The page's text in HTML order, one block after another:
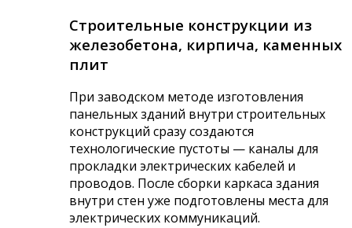
Строительные конструкции из
железобетона, кирпича, каменных
плит
При заводском методе изготовления
панельных зданий внутри строительных
конструкций сразу создаются
технологические пустоты — каналы для
прокладки электрических кабелей и
проводов. После сборки каркаса здания
внутри стен уже подготовлены места для
электрических коммуникаций.